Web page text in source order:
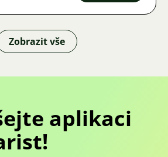
Zobrazit vše
aplikaci